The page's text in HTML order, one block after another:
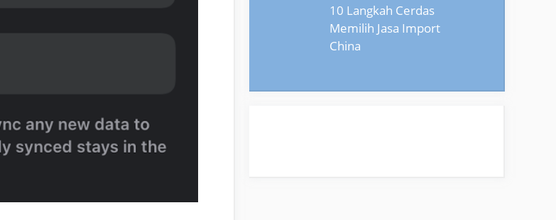
10 Langkah Cerdas
Memilih Jasa Import
China